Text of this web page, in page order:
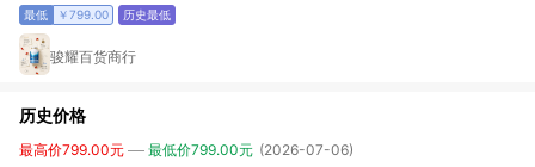
￥799.00
骏耀百货商行
历史价格
最高价799.00元 最低价799.00元 (2026-07-06)